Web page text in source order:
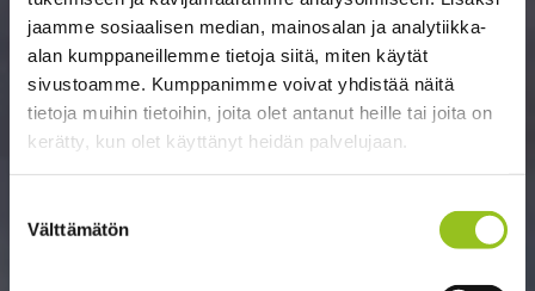
jaamme sosiaalisen median, mainosalan ja analytiikka-
alan kumppaneillemme tietoja siitä, miten käytät
sivustoamme. Kumppanimme voivat yhdistää näitä
tietoja muihin tietoihin, joita olet antanut heille tai joita on
kerätty, kun olet käyttänyt heidän palvelujaan.
valinta
Välttämätön